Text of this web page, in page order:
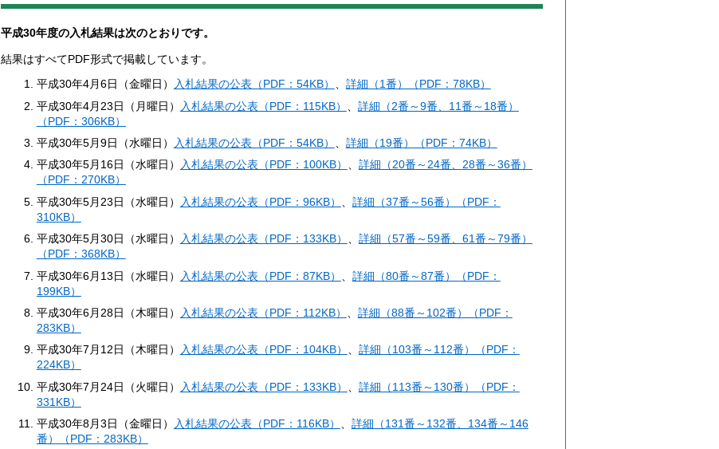
平成30年度の入札結果は次のとおりです。
結果はすべてPDF形式で掲載しています。
平成30年4月6日（金曜日）
入札結果の公表（PDF：54KB）
詳細（1番）（PDF：78KB）
平成30年4月23日（月曜日）
入札結果の公表（PDF：115KB）
詳細（2番～9番、11番～18番）
（PDF：306KB）
平成30年5月9日（水曜日）
入札結果の公表（PDF：54KB）
詳細（19番）（PDF：74KB）
平成30年5月16日（水曜日）
入札結果の公表（PDF：100KB） 、 詳細（20番～24番、28番～36番）
（PDF：270KB）
平成30年5月23日（水曜日）
入札結果の公表（PDF：96KB）
詳細（37番～56番）（PDF：
310KB）
平成30年5月30日（水曜日）
入札結果の公表（PDF：133KB）
詳細（57番～59番、61番～79番）
（PDF：368KB）
平成30年6月13日（水曜日）
入札結果の公表（PDF：87KB）
詳細（80番～87番）（PDF：
199KB）
平成30年6月28日（木曜日）
入札結果の公表（PDF：112KB）
詳細（88番～102番）（PDF：
283KB）
平成30年7月12日（木曜日）
入札結果の公表（PDF：104KB） 、 詳細（103番～112番）（PDF：
224KB）
平成30年7月24日（火曜日）
入札結果の公表（PDF：133KB）
詳細（113番～130番）（PDF：
331KB）
平成30年8月3日（金曜日）
入札結果の公表（PDF：116KB）
詳細（131番～132番、134番～146
番）（PDF：283KB）